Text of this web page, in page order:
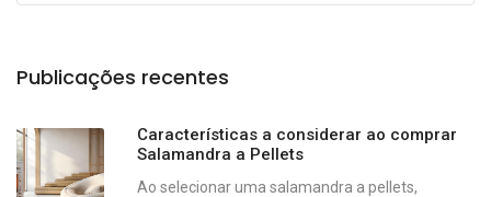
Publicações recentes
Características a considerar ao comprar
Salamandra a Pellets
Ao selecionar uma salamandra a pellets,